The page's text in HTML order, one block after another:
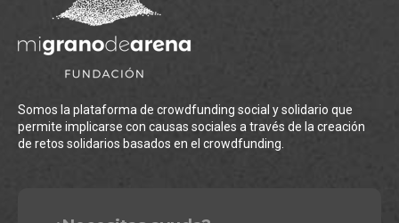
Somos la plataforma de crowdfunding social y solidario que
permite implicarse con causas sociales a través de la creación
de retos solidarios basados en el crowdfunding.